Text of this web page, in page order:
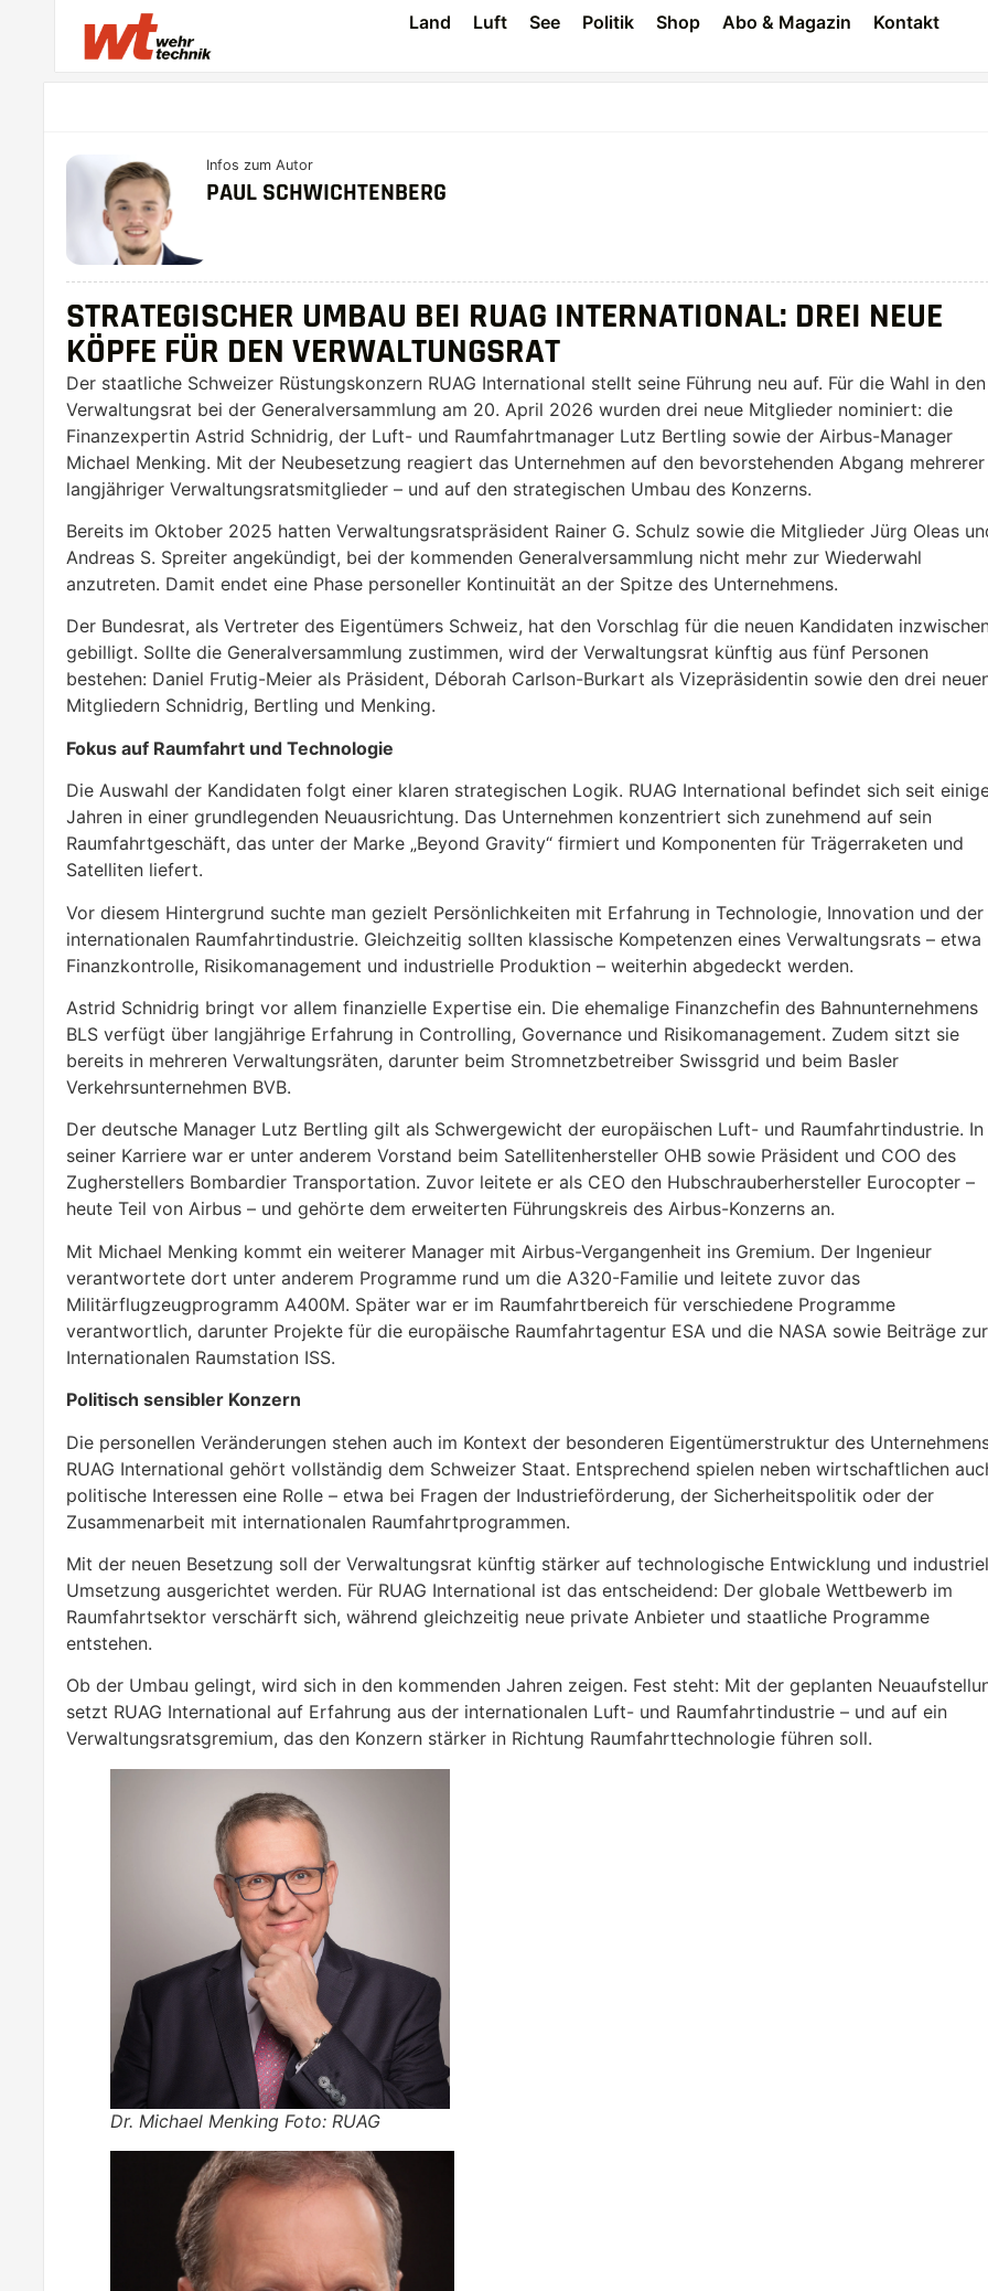
Land Luft See Politik Shop Abo & Magazin Kontakt
Infos zum Autor
PAUL SCHWICHTENBERG
STRATEGISCHER UMBAU BEI RUAG INTERNATIONAL: DREI NEUE
KÖPFE FÜR DEN VERWALTUNGSRAT
Der staatliche Schweizer Rüstungskonzern RUAG International stellt seine Führung neu auf. Für die Wahl in den
Verwaltungsrat bei der Generalversammlung am 20. April 2026 wurden drei neue Mitglieder nominiert: die
Finanzexpertin Astrid Schnidrig, der Luft- und Raumfahrtmanager Lutz Bertling sowie der Airbus-Manager
Michael Menking. Mit der Neubesetzung reagiert das Unternehmen auf den bevorstehenden Abgang mehrerer
langjähriger Verwaltungsratsmitglieder – und auf den strategischen Umbau des Konzerns.
Bereits im Oktober 2025 hatten Verwaltungsratspräsident Rainer G. Schulz sowie die Mitglieder Jürg Oleas
Andreas S. Spreiter angekündigt, bei der kommenden Generalversammlung nicht mehr zur Wiederwahl
anzutreten. Damit endet eine Phase personeller Kontinuität an der Spitze des Unternehmens.
Der Bundesrat, als Vertreter des Eigentümers Schweiz, hat den Vorschlag für die neuen Kandidaten
gebilligt. Sollte die Generalversammlung zustimmen, wird der Verwaltungsrat künftig aus fünf Personen
bestehen: Daniel Frutig-Meier als Präsident, Déborah Carlson-Burkart als Vizepräsidentin sowie den drei
Mitgliedern Schnidrig, Bertling und Menking.
Fokus auf Raumfahrt und Technologie
Die Auswahl der Kandidaten folgt einer klaren strategischen Logik. RUAG International befindet sich seit
Jahren in einer grundlegenden Neuausrichtung. Das Unternehmen konzentriert sich zunehmend auf sein
Raumfahrtgeschäft, das unter der Marke „Beyond Gravity“ firmiert und Komponenten für Trägerraketen und
Satelliten liefert.
Vor diesem Hintergrund suchte man gezielt Persönlichkeiten mit Erfahrung in Technologie, Innovation und der
internationalen Raumfahrtindustrie. Gleichzeitig sollten klassische Kompetenzen eines Verwaltungsrats – etwa
Finanzkontrolle, Risikomanagement und industrielle Produktion – weiterhin abgedeckt werden.
Astrid Schnidrig bringt vor allem finanzielle Expertise ein. Die ehemalige Finanzchefin des Bahnunternehmens
BLS verfügt über langjährige Erfahrung in Controlling, Governance und Risikomanagement. Zudem sitzt sie
bereits in mehreren Verwaltungsräten, darunter beim Stromnetzbetreiber Swissgrid und beim Basler
Verkehrsunternehmen BVB.
Der deutsche Manager Lutz Bertling gilt als Schwergewicht der europäischen Luft- und Raumfahrtindustrie. In
seiner Karriere war er unter anderem Vorstand beim Satellitenhersteller OHB sowie Präsident und COO des
Zugherstellers Bombardier Transportation. Zuvor leitete er als CEO den Hubschrauberhersteller Eurocopter –
heute Teil von Airbus – und gehörte dem erweiterten Führungskreis des Airbus-Konzerns an.
Mit Michael Menking kommt ein weiterer Manager mit Airbus-Vergangenheit ins Gremium. Der Ingenieur
verantwortete dort unter anderem Programme rund um die A320-Familie und leitete zuvor das
Militärflugzeugprogramm A400M. Später war er im Raumfahrtbereich für verschiedene Programme
verantwortlich, darunter Projekte für die europäische Raumfahrtagentur ESA und die NASA sowie Beiträge zur
Internationalen Raumstation ISS.
Politisch sensibler Konzern
Die personellen Veränderungen stehen auch im Kontext der besonderen Eigentümerstruktur des
RUAG International gehört vollständig dem Schweizer Staat. Entsprechend spielen neben wirtschaftlichen
politische Interessen eine Rolle – etwa bei Fragen der Industrieförderung, der Sicherheitspolitik oder der
Zusammenarbeit mit internationalen Raumfahrtprogrammen.
Mit der neuen Besetzung soll der Verwaltungsrat künftig stärker auf technologische Entwicklung und
Umsetzung ausgerichtet werden. Für RUAG International ist das entscheidend: Der globale Wettbewerb im
Raumfahrtsektor verschärft sich, während gleichzeitig neue private Anbieter und staatliche Programme
entstehen.
Ob der Umbau gelingt, wird sich in den kommenden Jahren zeigen. Fest steht: Mit der geplanten
setzt RUAG International auf Erfahrung aus der internationalen Luft- und Raumfahrtindustrie – und auf ein
Verwaltungsratsgremium, das den Konzern stärker in Richtung Raumfahrttechnologie führen soll.
Dr. Michael Menking Foto: RUAG